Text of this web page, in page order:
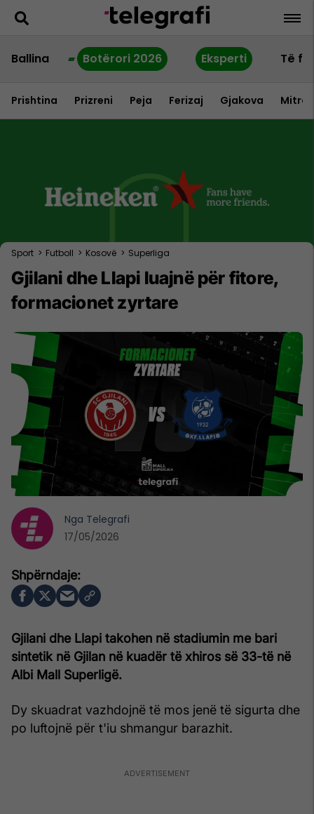
Ballina Botërori 2026 Eksperti Të
Prishtina Prizreni Peja Ferizaj Gjakova
Sport > Futboll > Kosovë > Superliga
Gjilani dhe Llapi luajnë për fitore,
formacionet zyrtare
Gjilani dhe Llapi takohen në stadiumin me bari
sintetik në Gjilan në kuadër të xhiros së 33-të në
Albi Mall Superligë.
Dy skuadrat vazhdojnë të mos jenë të sigurta dhe
po luftojnë për t'iu shmangur barazhit.
Nga Telegrafi
17/05/2026